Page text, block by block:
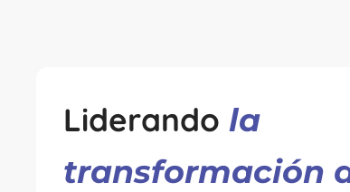
Liderando la
transformación